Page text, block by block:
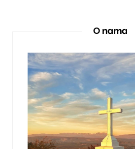
O nama